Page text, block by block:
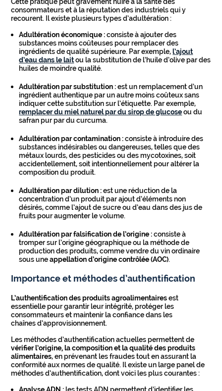
consommateurs et à la réputation des industriels qui y
recourent. Il existe plusieurs types d’adultération :
Adultération économique :consiste à ajouter des
substances moins coûteuses pour remplacer des
ingrédients de qualité supérieure. Par exemple,l’ajout
d’eau dans le laitou la substitution de l’huile d’olive par des
huiles de moindre qualité.
Adultération par substitution :est un remplacement d’un
ingrédient authentique par un autre moins coûteux sans
indiquer cette substitution sur l’étiquette. Par exemple,
remplacer du miel naturel par du sirop de glucoseou du
safran pur par du curcuma.
Adultération par contamination :consiste à introduire des
substances indésirables ou dangereuses, telles que des
métaux lourds, des pesticides ou des mycotoxines, soit
accidentellement, soit intentionnellement pour altérer la
composition du produit.
Adultération par dilution :est une réduction de la
concentration d’un produit par ajout d’éléments non
désirés, comme l’ajout de sucre ou d’eau dans des jus de
fruits pour augmenter le volume.
Adultération par falsification de l’origine :consiste à
tromper sur l’origine géographique ou la méthode de
production des produits, comme vendre du vin ordinaire
sous uneappellation d’origine contrôlée (AOC).
Importance et méthodes d’authentification
L’authentification des produits agroalimentairesest
essentielle pour garantir leur intégrité, protéger les
consommateurs et maintenir la confiance dans les
chaînes d’approvisionnement.
Les méthodes d’authentification actuelles permettent de
vérifier l’origine, la composition et la qualité des produits
alimentaires, en prévenant les fraudes tout en assurant la
conformité aux normes de qualité. Il existe un large panel de
méthodes d’authentification, dont voici les plus courantes :
Analyse ADN :les tests ADN permettent d’identifier les